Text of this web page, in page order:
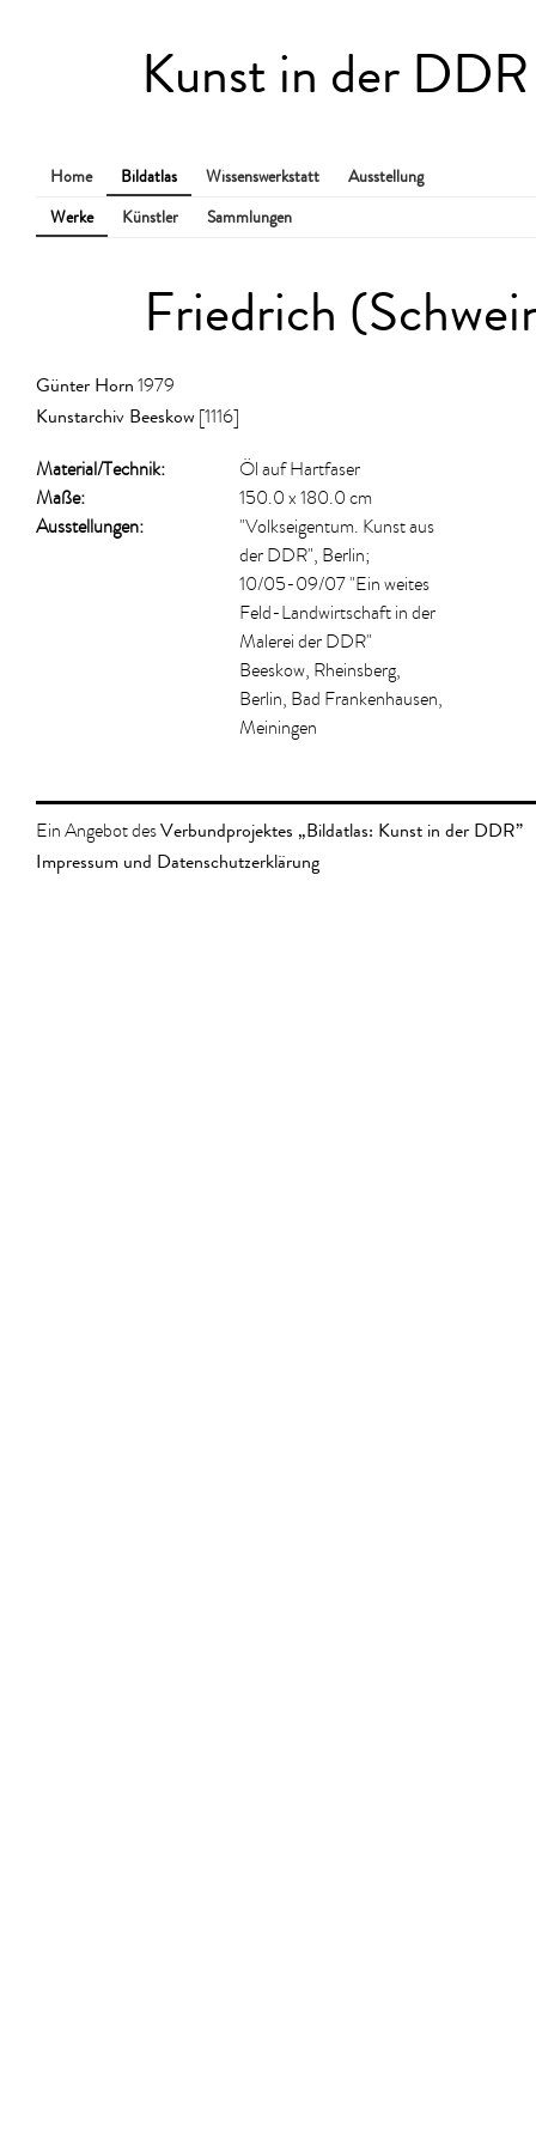
Kunst in der DDR
Home Bildatlas Wissenswerkstatt
Ausstellung
Werke
Künstler Sammlungen
Friedrich
Günter Horn 1979
Kunstarchiv Beeskow [1116]
Material/​Technik:
Öl auf Hartfaser
Maße:
150.0 x 180.0 cm
Ausstellungen:
"Volkseigentum. Kunst aus
der DDR", Berlin;
10/05-09/07 "Ein weites
Feld-Landwirtschaft in der
Malerei der DDR"
Beeskow, Rheinsberg,
Berlin, Bad Frankenhausen,
Meiningen
Ein Angebot desVerbundprojektes „Bildatlas: Kunst in der DDR”
Impressum und Datenschutzerklärung